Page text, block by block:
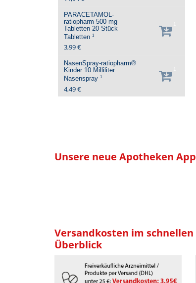
PARACETAMOL-
ratiopharm 500 mg
Tabletten 20 Stück
Tabletten 1
3,99 €
NasenSpray-ratiopharm®
Kinder 10 Milliliter
Nasenspray 1
4,49 €
Unsere neue Apotheken App
Versandkosten im schnellen
Überblick